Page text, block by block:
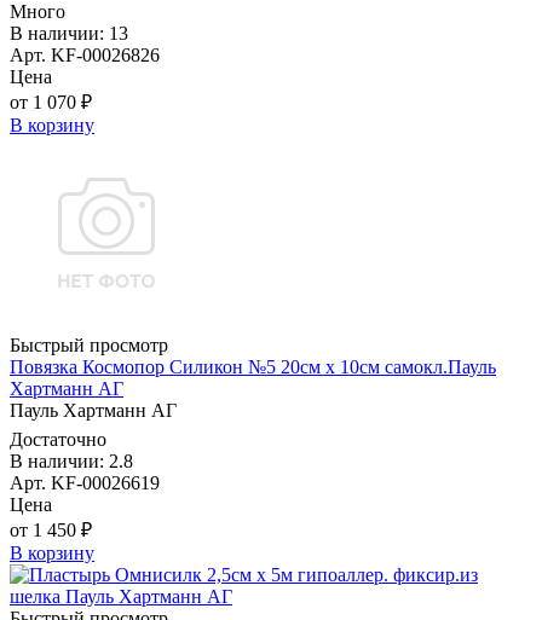
Много
В наличии: 13
Арт. KF-00026826
Цена
от 1 070 ₽
В корзину
Быстрый просмотр
Повязка Космопор Силикон №5 20см х 10см самокл.Пауль
Хартманн AГ
Пауль Хартманн AГ
Достаточно
В наличии: 2.8
Арт. KF-00026619
Цена
от 1 450 ₽
В корзину